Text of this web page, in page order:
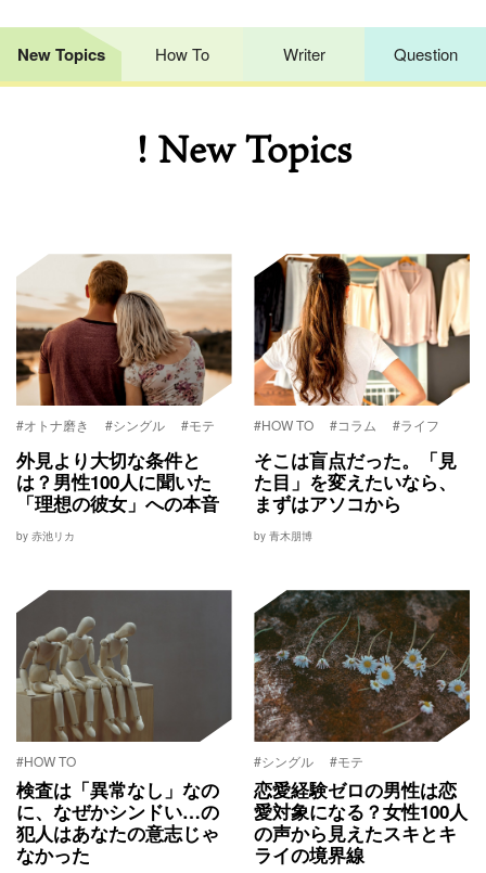
New Topics How To Writer Question
! New Topics
#オトナ磨き #シングル #モテ
外見より大切な条件と
は？男性100人に聞いた
「理想の彼女」への本音
by 赤池リカ
#HOW TO #コラム #ライフ
そこは盲点だった。「見
た目」を変えたいなら、
まずはアソコから
by 青木朋博
#HOW TO
検査は「異常なし」なの
に、なぜかシンドい…の
犯人はあなたの意志じゃ
なかった
#シングル #モテ
恋愛経験ゼロの男性は恋
愛対象になる？女性100人
の声から見えたスキとキ
ライの境界線